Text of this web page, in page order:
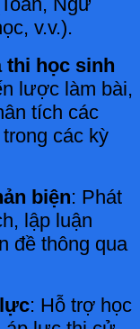
v.v.).
thi học sinh
lược làm bài,
tích các
các kỳ
biện: Phát
lập luận
đề thông qua
: Hỗ trợ học